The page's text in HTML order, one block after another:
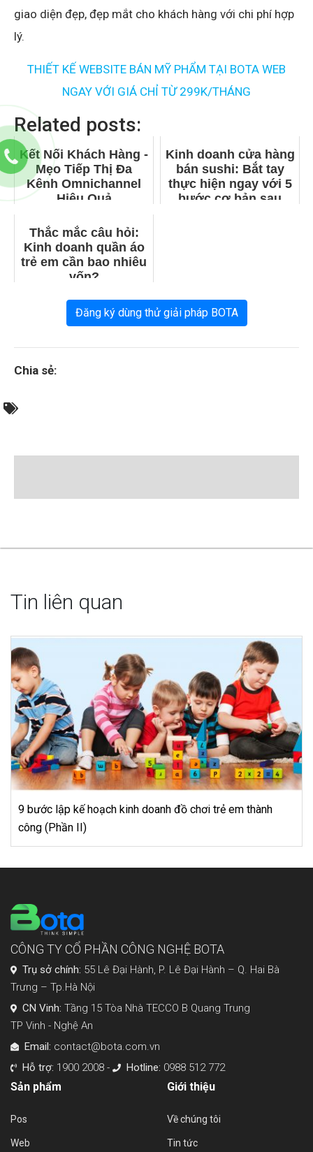
giao diện đẹp, đẹp mắt cho khách hàng với chi phí hợp
lý.
THIẾT KẾ WEBSITE BÁN MỸ PHẨM TẠI BOTA WEB
NGAY VỚI GIÁ CHỈ TỪ 299K/THÁNG
Related posts:
Kết Nối Khách Hàng -
Mẹo Tiếp Thị Đa
Kênh Omnichannel
Hiệu Quả
Kinh doanh cửa hàng
bán sushi: Bắt tay
thực hiện ngay với 5
bước cơ bản sau
Thắc mắc câu hỏi:
Kinh doanh quần áo
trẻ em cần bao nhiêu
vốn?
Đăng ký dùng thử giải pháp BOTA
Chia sẻ:
Tin liên quan
thành
Bỏ túi 5 kinh nghiệm kinh doanh thú cưng
CÔNG TY CỔ PHẦN CÔNG NGHỆ BOTA
Trụ sở chính: 55 Lê Đại Hành, P. Lê Đại Hành – Q. Hai Bà
Trưng – Tp.Hà Nội
CN Vinh: Tầng 15 Tòa Nhà TECCO B Quang Trung
TP Vinh - Nghệ An
Email: contact@bota.com.vn
Hỗ trợ: 1900 2008 - Hotline: 0988 512 772
Sản phẩm
Pos
Web
Giới thiệu
Về chúng tôi
Tin tức